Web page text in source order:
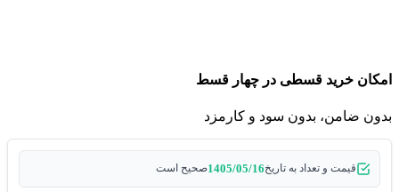
امکان خرید قسطی در چهار قسط
بدون ضامن، بدون سود و کارمزد
قیمت و تعداد به تاریخ1405/05/16صحیح است